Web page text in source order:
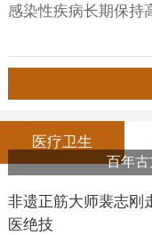
感染性疾病长期保持
医疗卫生
百年
非遗正筋大师裴志刚
医绝技